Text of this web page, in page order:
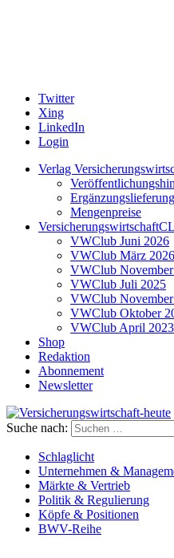
Twitter
Xing
LinkedIn
Login
Verlag
Mengenpreise
VWClub Juni 2026
VWClub März 2026
VWClub
VWClub Juli 2025
VWClub
VWClub Oktober
VWClub April 2023
Shop
Redaktion
Abonnement
Newsletter
Versicherungswirtschaft-heute
Suche nach:
Schlaglicht
Unternehmen &
Märkte & Vertrieb
Politik & Regulierung
Köpfe & Positionen
BWV-Reihe